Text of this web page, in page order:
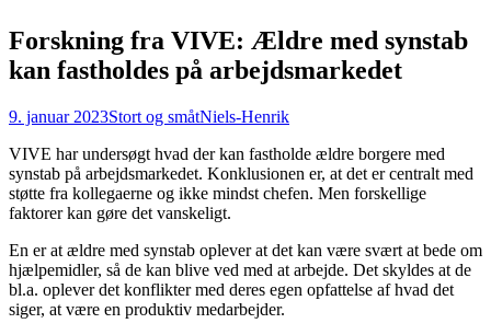
Forskning fra VIVE: Ældre med synstab
kan fastholdes på arbejdsmarkedet
9. januar 2023Stort og småtNiels-Henrik
VIVE har undersøgt hvad der kan fastholde ældre borgere med
synstab på arbejdsmarkedet. Konklusionen er, at det er centralt med
støtte fra kollegaerne og ikke mindst chefen. Men forskellige
faktorer kan gøre det vanskeligt.
En er at ældre med synstab oplever at det kan være svært at bede om
hjælpemidler, så de kan blive ved med at arbejde. Det skyldes at de
bl.a. oplever det konflikter med deres egen opfattelse af hvad det
siger, at være en produktiv medarbejder.